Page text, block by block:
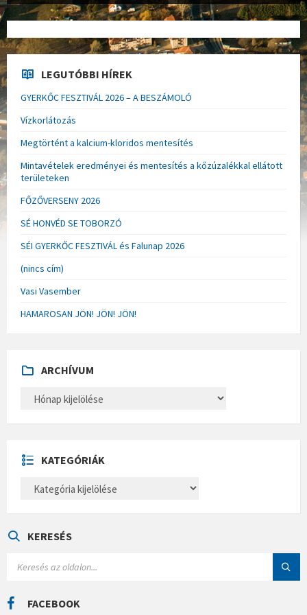
LEGUTÓBBI HÍREK
GYERKŐC FESZTIVÁL 2026 – A BESZÁMOLÓ
Vízkorlátozás
Megtörtént a kalcium-kloridos mentesítés
Mintavételek eredményei és mentesítés a kőzúzalékkal ellátott
területeken
FŐZŐVERSENY 2026
SÉ HONVÉD SE TOBORZÓ
SÉI GYERKŐC FESZTIVÁL és Falunap 2026
(nincs cím)
Vasi Vasember
HAMAROSAN JÖN! JÖN! JÖN!
ARCHÍVUM
H
U
M
KATEGÓRIÁK
E
Á
KERESÉS
C
H
FACEBOOK